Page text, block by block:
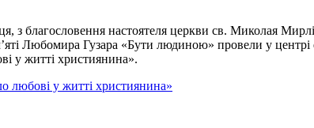
з благословення настоятеля церкви св. Миколая
Любомира Гузара «Бути людиною» провели у центрі
у житті християнина».
любові у житті християнина»